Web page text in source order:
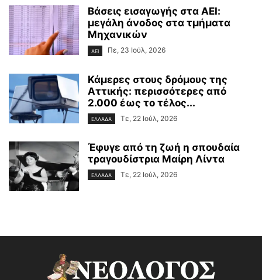
Βάσεις εισαγωγής στα ΑΕΙ:
μεγάλη άνοδος στα τμήματα
Μηχανικών
ΑΕΙ Πε, 23 Ιούλ, 2026
Κάμερες στους δρόμους της
Αττικής: περισσότερες από
2.000 έως το τέλος...
ΕΛΛΑΔΑ Τε, 22 Ιούλ, 2026
Έφυγε από τη ζωή η σπουδαία
τραγουδίστρια Μαίρη Λίντα
ΕΛΛΑΔΑ Τε, 22 Ιούλ, 2026